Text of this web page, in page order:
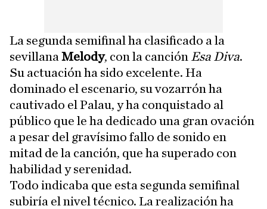
La segunda semifinal ha clasificado a la
sevillana Melody, con la canción Esa Diva.
Su actuación ha sido excelente. Ha
dominado el escenario, su vozarrón ha
cautivado el Palau, y ha conquistado al
público que le ha dedicado una gran ovación
a pesar del gravísimo fallo de sonido en
mitad de la canción, que ha superado con
habilidad y serenidad.
Todo indicaba que esta segunda semifinal
subiría el nivel técnico. La realización ha